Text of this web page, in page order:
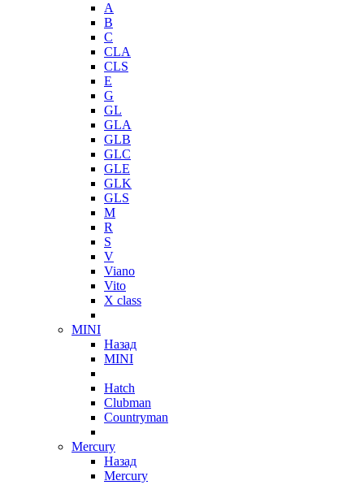
A
B
C
CLA
CLS
E
G
GL
GLA
GLB
GLC
GLE
GLK
GLS
M
R
S
V
Viano
Vito
X class
MINI
Назад
MINI
Hatch
Clubman
Countryman
Mercury
Назад
Mercury